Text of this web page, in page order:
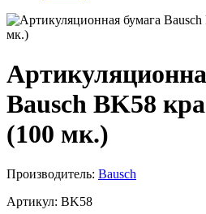
Bausch BK58
(100 мк.)
Производитель: Bausch
Артикул: BK58